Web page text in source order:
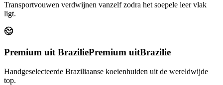
Transportvouwen verdwijnen vanzelf zodra het soepele leer vlak
ligt.
Premium uit BraziliePremium uitBrazilie
Handgeselecteerde Braziliaanse koeienhuiden uit de wereldwijde
top.